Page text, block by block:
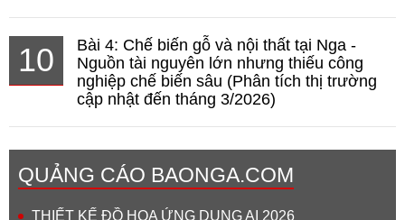
10
Bài 4: Chế biến gỗ và nội thất tại Nga -
Nguồn tài nguyên lớn nhưng thiếu công
nghiệp chế biến sâu (Phân tích thị trường
cập nhật đến tháng 3/2026)
QUẢNG CÁO BAONGA.COM
THIẾT KẾ ĐỒ HỌA ỨNG DỤNG AI 2026